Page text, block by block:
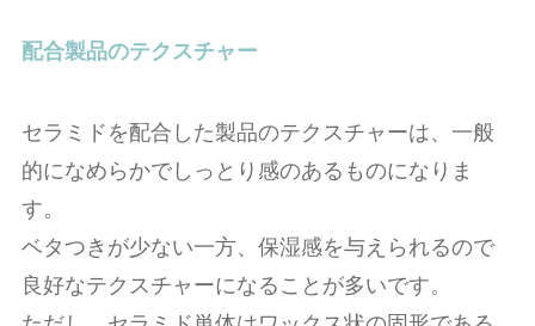
配合製品のテクスチャー
セラミドを配合した製品のテクスチャーは、一般
的になめらかでしっとり感のあるものになりま
す。
ベタつきが少ない一方、保湿感を与えられるので
良好なテクスチャーになることが多いです。